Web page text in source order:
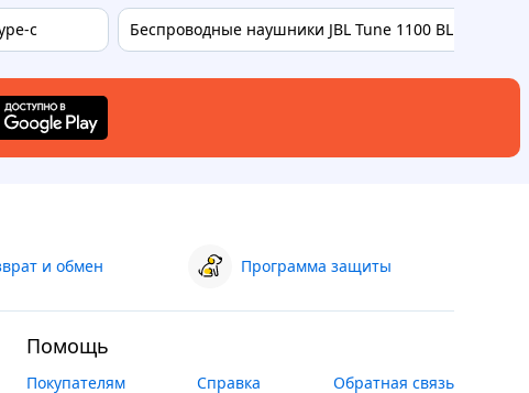
c Беспроводные наушники JBL Tune 1100 BLUE
и обмен Программа защиты
Помощь
Покупателям Справка Обратная связь